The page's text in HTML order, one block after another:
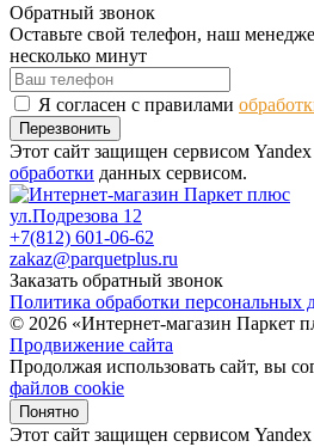
Обратный звонок
Оставьте свой телефон, наш
несколько минут
Я согласен с правилами
Перезвонить
Этот сайт защищен сервисом Yandex
обработки данных сервисом.
ул.Подрезова 12
+7(812) 601-06-62
zakaz@parquetplus.ru
Заказать обратный звонок
Политика обработки персональных
© 2026 «Интернет-магазин Паркет
Продвижение сайта
Продолжая использовать сайт, вы
файлов cookie
Понятно
Этот сайт защищен сервисом Yandex